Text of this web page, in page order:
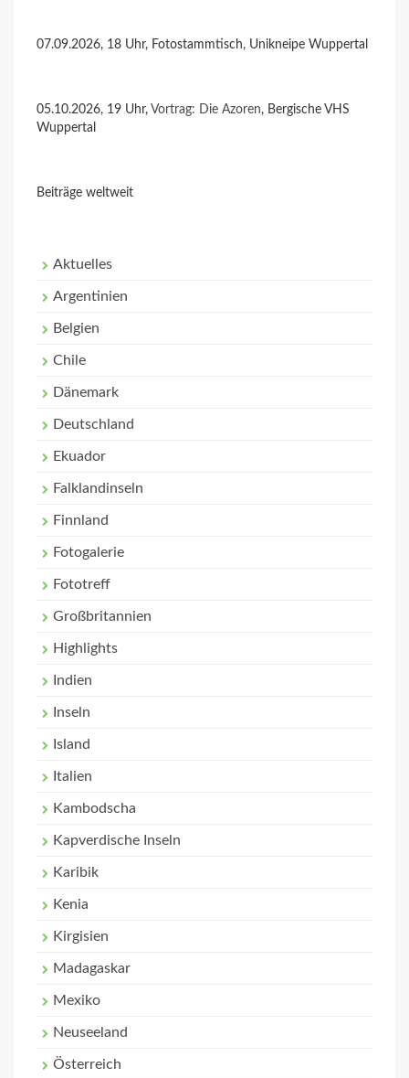
07.09.2026, 18 Uhr, Fotostammtisch, Unikneipe Wuppertal
05.10.2026, 19 Uhr, Vortrag: Die Azoren, Bergische VHS
Wuppertal
Beiträge weltweit
Aktuelles
Argentinien
Belgien
Chile
Dänemark
Deutschland
Ekuador
Falklandinseln
Finnland
Fotogalerie
Fototreff
Großbritannien
Highlights
Indien
Inseln
Island
Italien
Kambodscha
Kapverdische Inseln
Karibik
Kenia
Kirgisien
Madagaskar
Mexiko
Neuseeland
Österreich